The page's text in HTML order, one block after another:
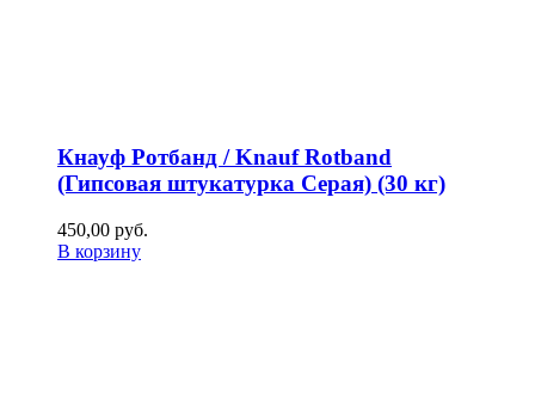
Кнауф Ротбанд / Knauf Rotband
(Гипсовая штукатурка Серая) (30 кг)
450,00 руб.
В корзину